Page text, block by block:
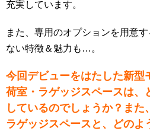
充実しています。
また、専用のオプションを用意
ない特徴＆魅力も…。
今回デビューをはたした新型
荷室・ラゲッジスペースは、
しているのでしょうか？また
ラゲッジスペースと、どのよ